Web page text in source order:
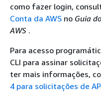
como fazer login,
Conta da AWS no Guia
AWS .
Para acesso
CLI para assinar
ter mais informações,
4 para solicitações de